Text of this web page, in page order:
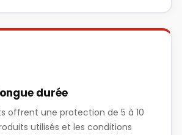
durée
offrent une protection de 5 à 10
utilisés et les conditions